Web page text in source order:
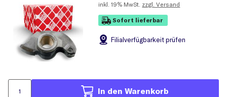
inkl. 19% MwSt. zzgl. Versand
Sofort lieferbar
Filialverfügbarkeit prüfen
In den Warenkorb